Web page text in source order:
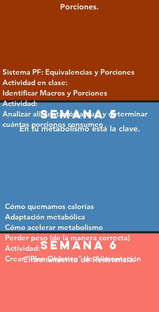
Porciones.
semana 5
En tu metabolismo está la clave.
semana 6
Entrenamiento de Resistencia.
Sistema PF: Equivalencias y Porciones
Actividad en clase:
Identificar Macros y Porciones
Actividad:
Analizar alimentación actual y determinar
cuántas porciones consumen
Cómo quemamos calorías
Adaptación metabólica
​Cómo acelerar metabolismo
Perder peso (de la manera correcta)
Actividad:
Crear “Plan Objetivo” de Alimentación